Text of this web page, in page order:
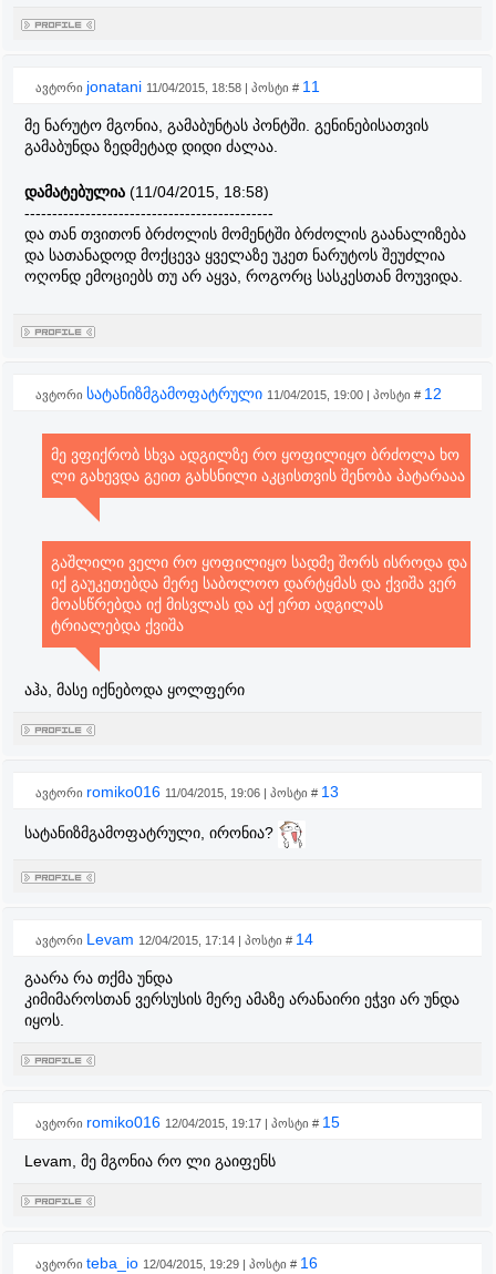
ავტორი jonatani 11/04/2015, 18:58 | პოსტი # 11
მე ნარუტო მგონია, გამაბუნტას პონტში. გენინებისათვის
გამაბუნდა ზედმეტად დიდი ძალაა.
დამატებულია (11/04/2015, 18:58)
---------------------------------------------
და თან თვითონ ბრძოლის მომენტში ბრძოლის გაანალიზება
და სათანადოდ მოქცევა ყველაზე უკეთ ნარუტოს შეუძლია
ოღონდ ემოციებს თუ არ აყვა, როგორც სასკესთან მოუვიდა.
ავტორი სატანიზმგამოფატრული 11/04/2015, 19:00 | პოსტი # 12
მე ვფიქრობ სხვა ადგილზე რო ყოფილიყო ბრძოლა ხო
ლი გახევდა გეით გახსნილი აკცისთვის შენობა პატარააა
გაშლილი ველი რო ყოფილიყო სადმე შორს ისროდა და
იქ გაუკეთებდა მერე საბოლოო დარტყმას და ქვიშა ვერ
მოასწრებდა იქ მისვლას და აქ ერთ ადგილას
ტრიალებდა ქვიშა
აჰა, მასე იქნებოდა ყოლფერი
ავტორი romiko016 11/04/2015, 19:06 | პოსტი # 13
სატანიზმგამოფატრული, ირონია?
ავტორი Levam 12/04/2015, 17:14 | პოსტი # 14
გაარა რა თქმა უნდა
კიმიმაროსთან ვერსუსის მერე ამაზე არანაირი ეჭვი არ უნდა
იყოს.
ავტორი romiko016 12/04/2015, 19:17 | პოსტი # 15
Levam, მე მგონია რო ლი გაიფენს
ავტორი teba_io 12/04/2015, 19:29 | პოსტი # 16